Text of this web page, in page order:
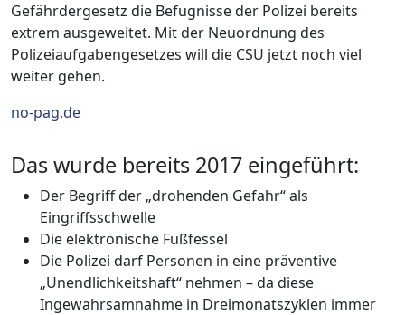
Gefährdergesetz die Befugnisse der Polizei bereits
extrem ausgeweitet. Mit der Neuordnung des
Polizeiaufgabengesetzes will die CSU jetzt noch viel
weiter gehen.
no-pag.de
Das wurde bereits 2017 eingeführt:
Der Begriff der „drohenden Gefahr“ als
Eingriffsschwelle
Die elektronische Fußfessel
Die Polizei darf Personen in eine präventive
„Unendlichkeitshaft“ nehmen – da diese
Ingewahrsamnahme in Dreimonatszyklen immer